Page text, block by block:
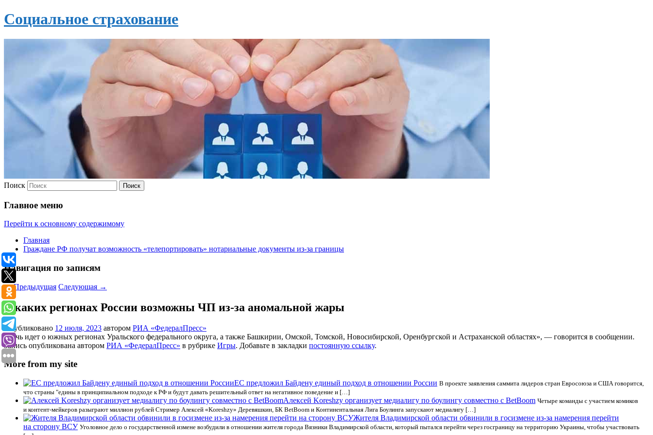
Социальное страхование
Поиск
Главное меню
Перейти к основному содержимому
Главная
Граждане РФ получат возможность «телепортировать» нотариальные документы из-за границы
Навигация по записям
←Предыдущая Следующая →
В каких регионах России возможны ЧП из-за аномальной жары
Опубликовано 12 июля, 2023 автором РИА «ФедералПресс»
«Речь идет о южных регионах Уральского федерального округа, а также Башкирии, Омской, Томской, Новосибирской, Оренбургской и Астраханской областях», — говорится в сообщении.
Запись опубликована автором РИА «ФедералПресс» в рубрике Игры. Добавьте в закладки постоянную ссылку.
More from my site
ЕС предложил Байдену единый подход в отношении России В проекте заявления саммита лидеров стран Евросоюза и США говорится,
что страны "едины в принципиальном подходе к РФ и будут давать решительный ответ на негативное поведение и […]
Алексей Koreshzy организует медиалигу по боулингу совместно с BetBoom Четыре команды с участием комиков
и контент-мейкеров разыграют миллион рублей Стример Алексей «Koreshzy» Деревяшкин, БК BetBoom и Континентальная Лига Боулинга запускают медиалигу […]
Жителя Владимирской области обвинили в госизмене из-за намерения перейти
на сторону ВСУ Уголовное дело о государственной измене возбудили в отношении жителя города Вязники Владимирской области, который пытался перейти через госграницу на территорию Украины, чтобы участвовать